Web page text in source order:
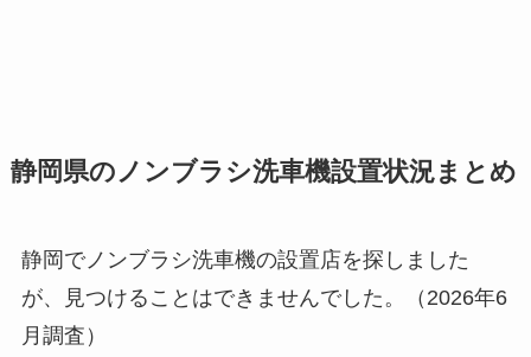
静岡県のノンブラシ洗車機設置状況まとめ
静岡でノンブラシ洗車機の設置店を探しました
が、見つけることはできませんでした。（2026年6
月調査）